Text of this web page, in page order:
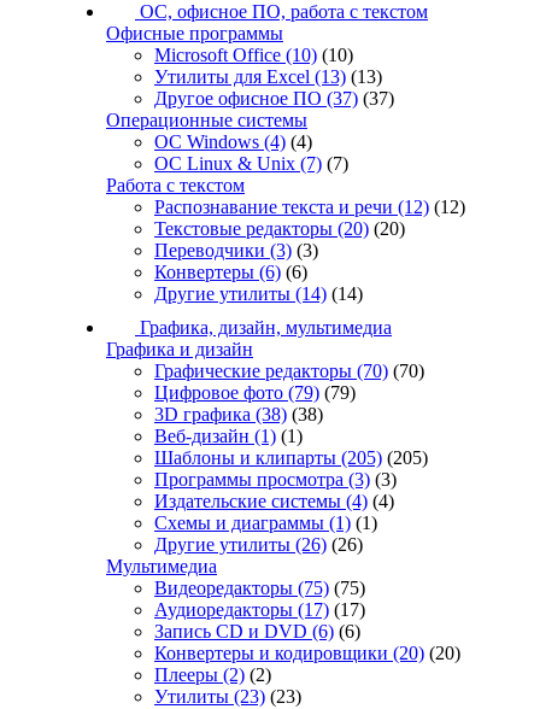
ОС, офисное ПО, работа с текстом
Офисные программы
Microsoft Office (10) (10)
Утилиты для Excel (13) (13)
Другое офисное ПО (37) (37)
Операционные системы
ОС Windows (4) (4)
ОС Linux & Unix (7) (7)
Работа с текстом
Распознавание текста и речи (12) (12)
Текстовые редакторы (20) (20)
Переводчики (3) (3)
Конвертеры (6) (6)
Другие утилиты (14) (14)
Графика, дизайн, мультимедиа
Графика и дизайн
Графические редакторы (70) (70)
Цифровое фото (79) (79)
3D графика (38) (38)
Веб-дизайн (1) (1)
Шаблоны и клипарты (205) (205)
Программы просмотра (3) (3)
Издательские системы (4) (4)
Схемы и диаграммы (1) (1)
Другие утилиты (26) (26)
Мультимедиа
Видеоредакторы (75) (75)
Аудиоредакторы (17) (17)
Запись CD и DVD (6) (6)
Конвертеры и кодировщики (20) (20)
Плееры (2) (2)
Утилиты (23) (23)